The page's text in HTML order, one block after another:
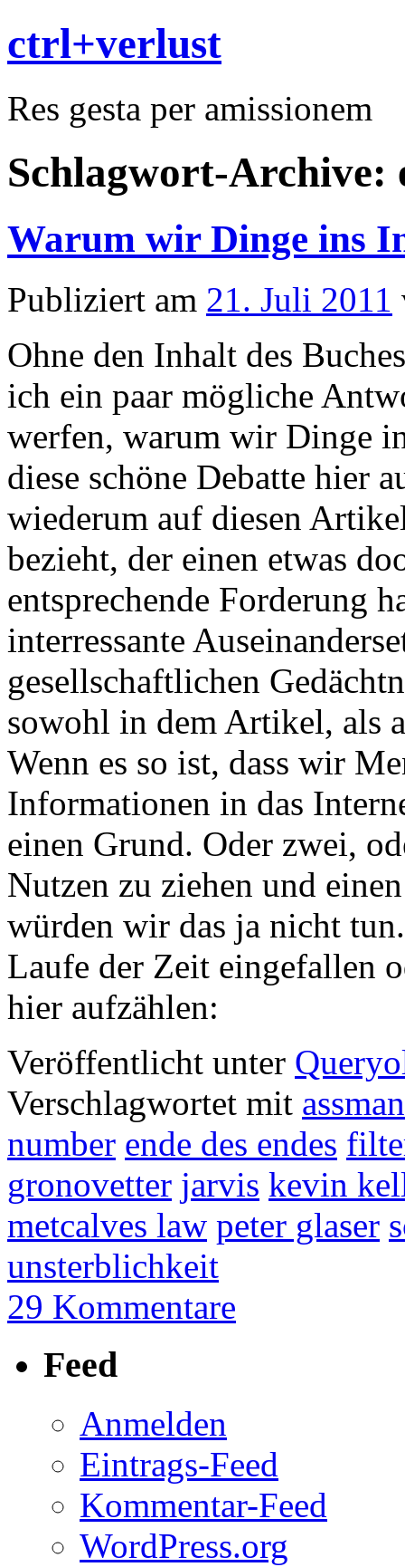
ctrl+verlust
Res gesta per amissionem
Schlagwort-Archive:
Warum wir Dinge ins
Publiziert am 21. Juli 2011
Ohne den Inhalt des
ich ein paar mögliche
werfen, warum wir Dinge
diese schöne Debatte hier
wiederum auf diesen
bezieht, der einen etwas
entsprechende Forderung
interressante
gesellschaftlichen
sowohl in dem Artikel, als
Wenn es so ist, dass wir
Informationen in das
einen Grund. Oder zwei,
Nutzen zu ziehen und
würden wir das ja nicht
Laufe der Zeit eingefallen
hier aufzählen:
Veröffentlicht unter
Verschlagwortet mit
number ende des endes
gronovetter jarvis kevin
metcalves law peter glaser
unsterblichkeit
29 Kommentare
Feed
Anmelden
Eintrags-Feed
Kommentar-Feed
WordPress.org